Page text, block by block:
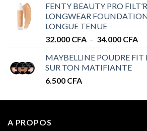
à
FENTY BEAUTY PRO
LONGWEAR
LONGUE TENUE
32.000 CFA – 34.000 CFA
MAYBELLINE POUDRE
SUR TON MATIFIANTE
6.500 CFA
A PROPOS